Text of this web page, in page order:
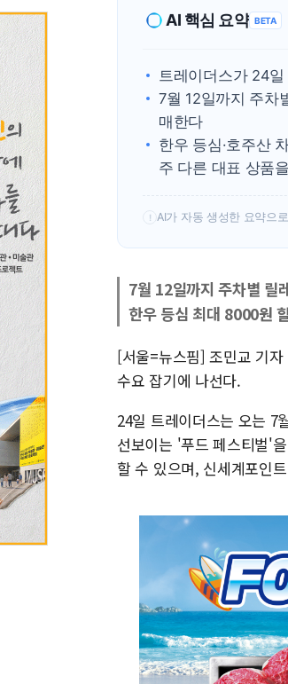
AI 핵심 요약 BETA
트레이더스가 24
7월 12일까지 주차
매한다
한우 등심·호주산
주 다른 대표 상품
! AI가 자동 생성한 요약으
7월 12일까지 주차별 릴
한우 등심 최대 8000원
[서울=뉴스핌] 조민교 기
수요 잡기에 나선다.
24일 트레이더스는 오는 7
선보이는 '푸드 페스티벌'
할 수 있으며, 신세계포인